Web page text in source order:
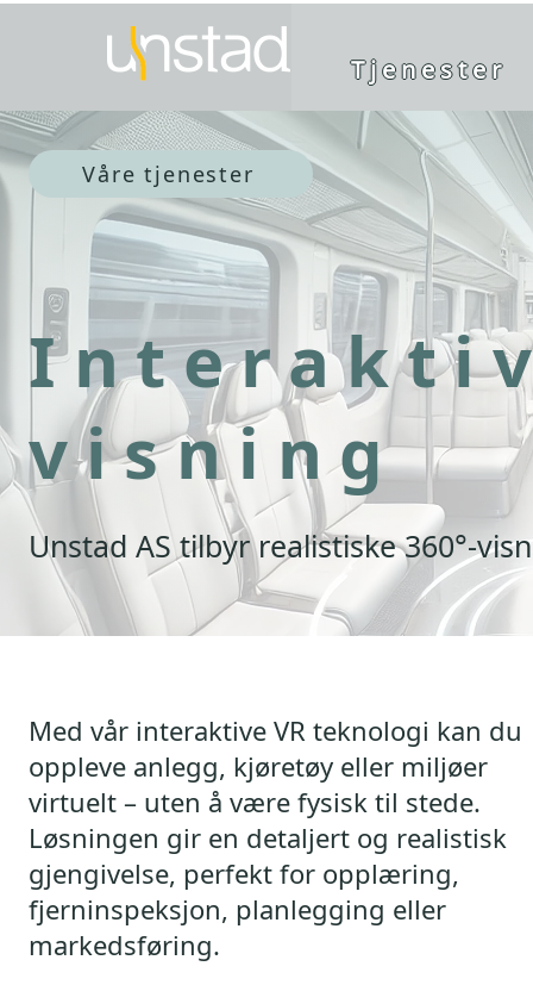
Tjenester
Våre tjenester
visning
Unstad AS tilbyr realistiske 360°-
Med vår interaktive VR teknologi kan du
oppleve anlegg, kjøretøy eller miljøer
virtuelt – uten å være fysisk til stede.
Løsningen gir en detaljert og realistisk
gjengivelse, perfekt for opplæring,
fjerninspeksjon, planlegging eller
markedsføring.